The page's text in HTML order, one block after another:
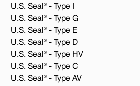
U.S. Seal® - Type I
U.S. Seal® - Type G
U.S. Seal® - Type E
U.S. Seal® - Type D
U.S. Seal® - Type HV
U.S. Seal® - Type C
U.S. Seal® - Type AV